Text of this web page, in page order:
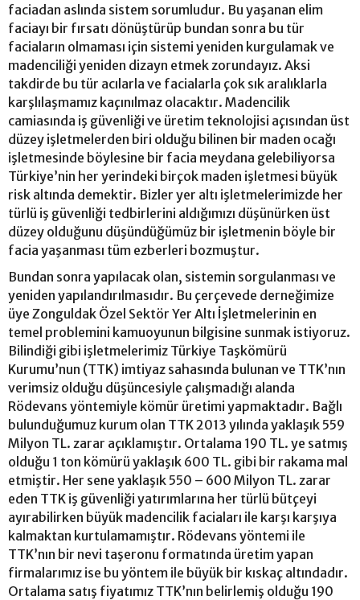
faciadan aslında sistem sorumludur. Bu yaşanan elim
faciayı bir fırsatı dönüştürüp bundan sonra bu tür
faciaların olmaması için sistemi yeniden kurgulamak ve
madenciliği yeniden dizayn etmek zorundayız. Aksi
takdirde bu tür acılarla ve facialarla çok sık aralıklarla
karşlılaşmamız kaçınılmaz olacaktır. Madencilik
camiasında iş güvenliği ve üretim teknolojisi açısından üst
düzey işletmelerden biri olduğu bilinen bir maden ocağı
işletmesinde böylesine bir facia meydana gelebiliyorsa
Türkiye’nin her yerindeki birçok maden işletmesi büyük
risk altında demektir. Bizler yer altı işletmelerimizde her
türlü iş güvenliği tedbirlerini aldığımızı düşünürken üst
düzey olduğunu düşündüğümüz bir işletmenin böyle bir
facia yaşanması tüm ezberleri bozmuştur.
Bundan sonra yapılacak olan, sistemin sorgulanması ve
yeniden yapılandırılmasıdır. Bu çerçevede derneğimize
üye Zonguldak Özel Sektör Yer Altı İşletmelerinin en
temel problemini kamuoyunun bilgisine sunmak istiyoruz.
Bilindiği gibi işletmelerimiz Türkiye Taşkömürü
Kurumu’nun (TTK) imtiyaz sahasında bulunan ve TTK’nın
verimsiz olduğu düşüncesiyle çalışmadığı alanda
Rödevans yöntemiyle kömür üretimi yapmaktadır. Bağlı
bulunduğumuz kurum olan TTK 2013 yılında yaklaşık 559
Milyon TL. zarar açıklamıştır. Ortalama 190 TL. ye satmış
olduğu 1 ton kömürü yaklaşık 600 TL. gibi bir rakama mal
etmiştir. Her sene yaklaşık 550 – 600 Milyon TL. zarar
eden TTK iş güvenliği yatırımlarına her türlü bütçeyi
ayırabilirken büyük madencilik faciaları ile karşı karşıya
kalmaktan kurtulamamıştır. Rödevans yöntemi ile
TTK’nın bir nevi taşeronu formatında üretim yapan
firmalarımız ise bu yöntem ile büyük bir kıskaç altındadır.
Ortalama satış fiyatımız TTK’nın belirlemiş olduğu 190